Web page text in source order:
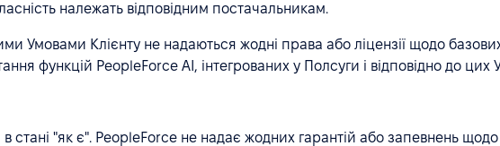
належать відповідним постачальникам.
Умовами Клієнту не надаються жодні права або ліцензії щодо
функцій PeopleForce АІ, інтегрованих у Полсуги і відповідно до цих
стані "як є". PeopleForce не надає жодних гарантій або запевнень щодо